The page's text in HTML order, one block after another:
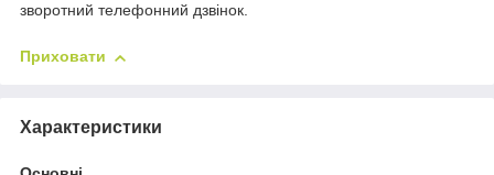
зворотний телефонний дзвінок.
Приховати
Характеристики